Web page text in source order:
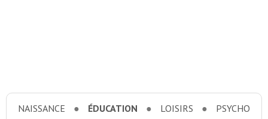
NAISSANCE ÉDUCATION LOISIRS
PSYCHO